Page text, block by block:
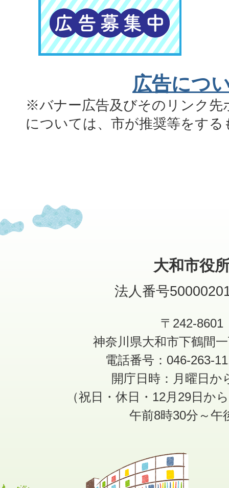
広告につ
※バナー広告及びそのリンク先
については、市が推奨等をす
大和市役
法人番号
〒242-8601
神奈川県大和市下鶴間
電話番号：046-263-
開庁日時：月曜日か
（祝日・休日・12月29日か
午前8時30分～午